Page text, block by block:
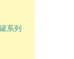
系列